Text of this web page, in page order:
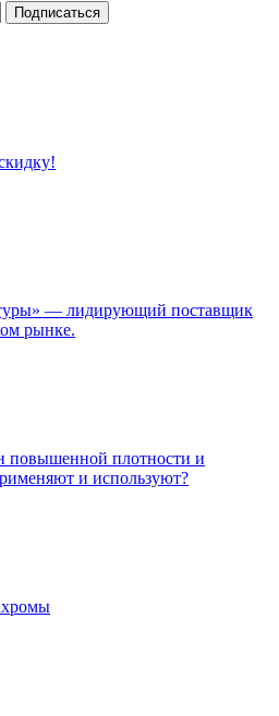
— лидирующий поставщик
рынке.
повышенной плотности и
и используют?